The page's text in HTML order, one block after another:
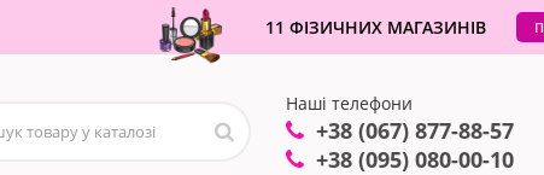
11 ФІЗИЧНИХ МАГАЗИНІВ
Наші телефони
+38 (067) 877-88-57
+38 (095) 080-00-10